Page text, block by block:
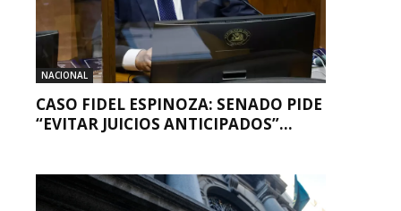
NACIONAL
CASO FIDEL ESPINOZA: SENADO PIDE
“EVITAR JUICIOS ANTICIPADOS”...